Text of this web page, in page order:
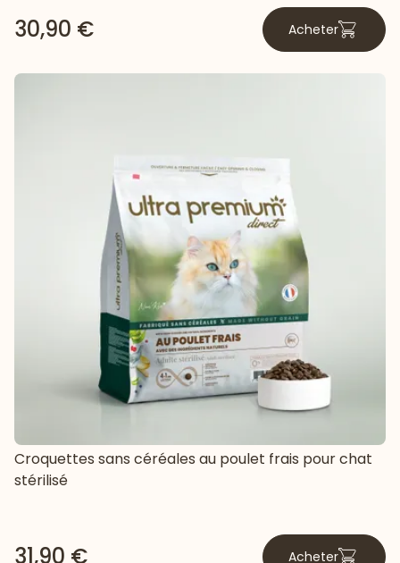
30,90 € Acheter
Croquettes sans céréales au poulet frais pour chat
stérilisé
31,90 € Acheter